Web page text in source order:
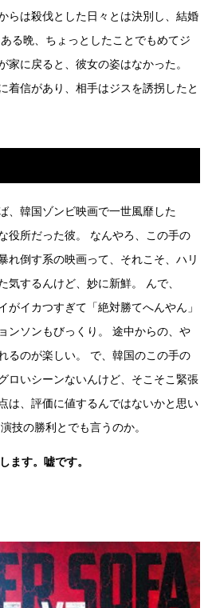
らは殺伐とした日々とは決別し、結婚
る晩、ちょっとしたことでもめてジ
家に戻ると、彼女の姿はなかった。
着信があり、相手はジスを誘拐したと
、韓国ゾンビ映画で一世風靡した
役所だった彼。 なんやろ、この手の
れ倒す系の映画って、それこそ、ハリ
気するんけど、妙に新鮮。 んで、
がイカつすぎて「絶対勝てへんやん」
ンソンもびっくり。 途中からの、や
るのが楽しい。 で、韓国のこの手の
ロいシーンないんけど、そこそこ緊張
は、評価に値するんではないかと思い
技の勝利とでも言うのか。
ます。嘘です。